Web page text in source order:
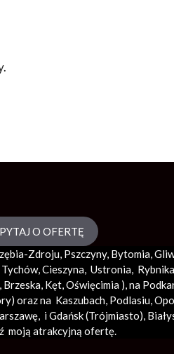
O OFERTĘ
Zdroju, Pszczyny, Bytomia,
Cieszyna, Ustronia,
Brzeska, Kęt,Oświęcimia ), na
oraz na Kaszubach, Podlasiu,
, i Gdańsk (Trójmiasto),
moją atrakcyjną ofertę.